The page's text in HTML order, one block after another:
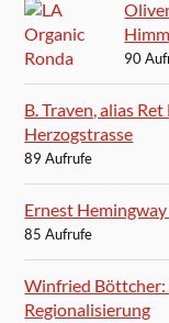
90
B. Traven, alias
Herzogstrasse
89 Aufrufe
Ernest
85 Aufrufe
Winfried Böttcher:
Regionalisierung